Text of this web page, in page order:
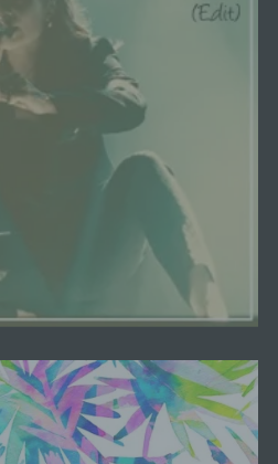
Internetseiten und
Internetbrowser zugeordnet
das Cookie gespeichert
es den besuchten
den individuellen
Person von anderen
Internetbrowser
Cookie-ID wiedererkannt
Cookies kann den Nutzern
Services
die Cookie-Setzung nicht
die Informationen
Internetseite im Sinne
werden. Cookies
erwähnt, die